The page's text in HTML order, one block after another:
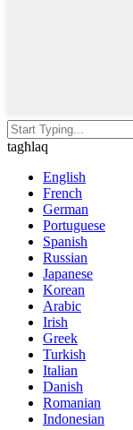
tagħlaq
English
French
German
Portuguese
Spanish
Russian
Japanese
Korean
Arabic
Irish
Greek
Turkish
Italian
Danish
Romanian
Indonesian